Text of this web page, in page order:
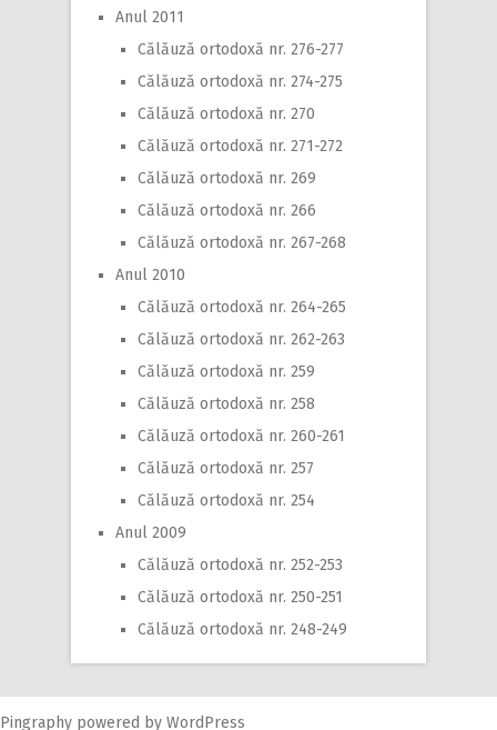
Anul 2011
Călăuză ortodoxă nr. 276-277
Călăuză ortodoxă nr. 274-275
Călăuză ortodoxă nr. 270
Călăuză ortodoxă nr. 271-272
Călăuză ortodoxă nr. 269
Călăuză ortodoxă nr. 266
Călăuză ortodoxă nr. 267-268
Anul 2010
Călăuză ortodoxă nr. 264-265
Călăuză ortodoxă nr. 262-263
Călăuză ortodoxă nr. 259
Călăuză ortodoxă nr. 258
Călăuză ortodoxă nr. 260-261
Călăuză ortodoxă nr. 257
Călăuză ortodoxă nr. 254
Anul 2009
Călăuză ortodoxă nr. 252-253
Călăuză ortodoxă nr. 250-251
Călăuză ortodoxă nr. 248-249
Pingraphy powered by WordPress